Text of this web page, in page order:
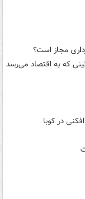
مجاز است؟
که به اقتصاد می‌رسد
در کوبا